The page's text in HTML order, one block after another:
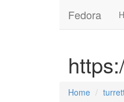
Fedora
Home